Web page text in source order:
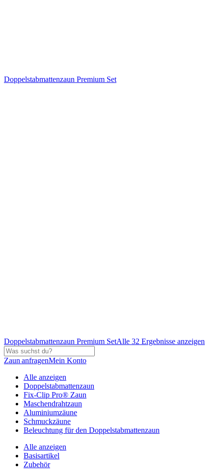
Doppelstabmattenzaun Premium Set
Doppelstabmattenzaun Premium SetAlle 32 Ergebnisse anzeigen
Zaun anfragenMein Konto
Alle anzeigen
Doppelstabmattenzaun
Fix-Clip Pro® Zaun
Maschendrahtzaun
Aluminiumzäune
Schmuckzäune
Beleuchtung für den Doppelstabmattenzaun
Alle anzeigen
Basisartikel
Zubehör